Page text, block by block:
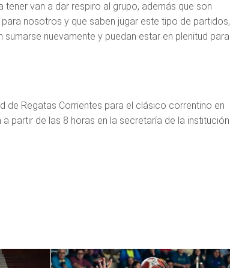
tener van a dar respiro al grupo, además que son
nosotros y que saben jugar este tipo de partidos,
nuevamente y puedan estar en plenitud para
de Regatas Corrientes para el clásico correntino en
partir de las 8 horas en la secretaría de la institución